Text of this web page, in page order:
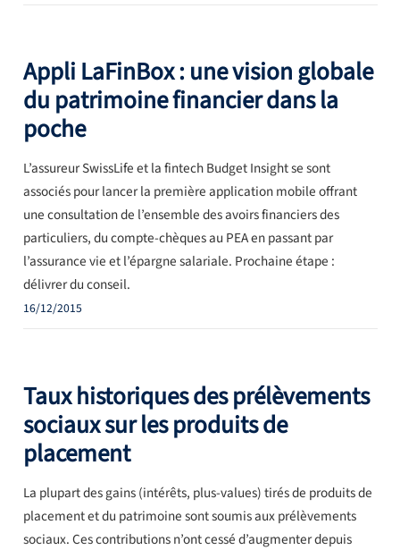
Appli LaFinBox : une vision globale
du patrimoine financier dans la
poche
L’assureur SwissLife et la fintech Budget Insight se sont
associés pour lancer la première application mobile offrant
une consultation de l’ensemble des avoirs financiers des
particuliers, du compte-chèques au PEA en passant par
l’assurance vie et l’épargne salariale. Prochaine étape :
délivrer du conseil.
16/12/2015
Taux historiques des prélèvements
sociaux sur les produits de
placement
La plupart des gains (intérêts, plus-values) tirés de produits de
placement et du patrimoine sont soumis aux prélèvements
sociaux. Ces contributions n’ont cessé d’augmenter depuis